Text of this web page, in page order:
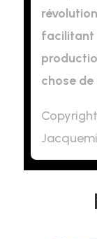
facilitant
chose